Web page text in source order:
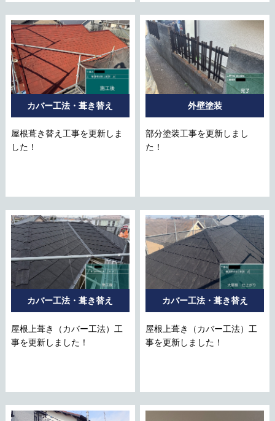
カバー工法・葺き替え
屋根葺き替え工事を更新しま
した！
外壁塗装
部分塗装工事を更新しまし
た！
カバー工法・葺き替え
屋根上葺き（カバー工法）工
事を更新しました！
カバー工法・葺き替え
屋根上葺き（カバー工法）工
事を更新しました！